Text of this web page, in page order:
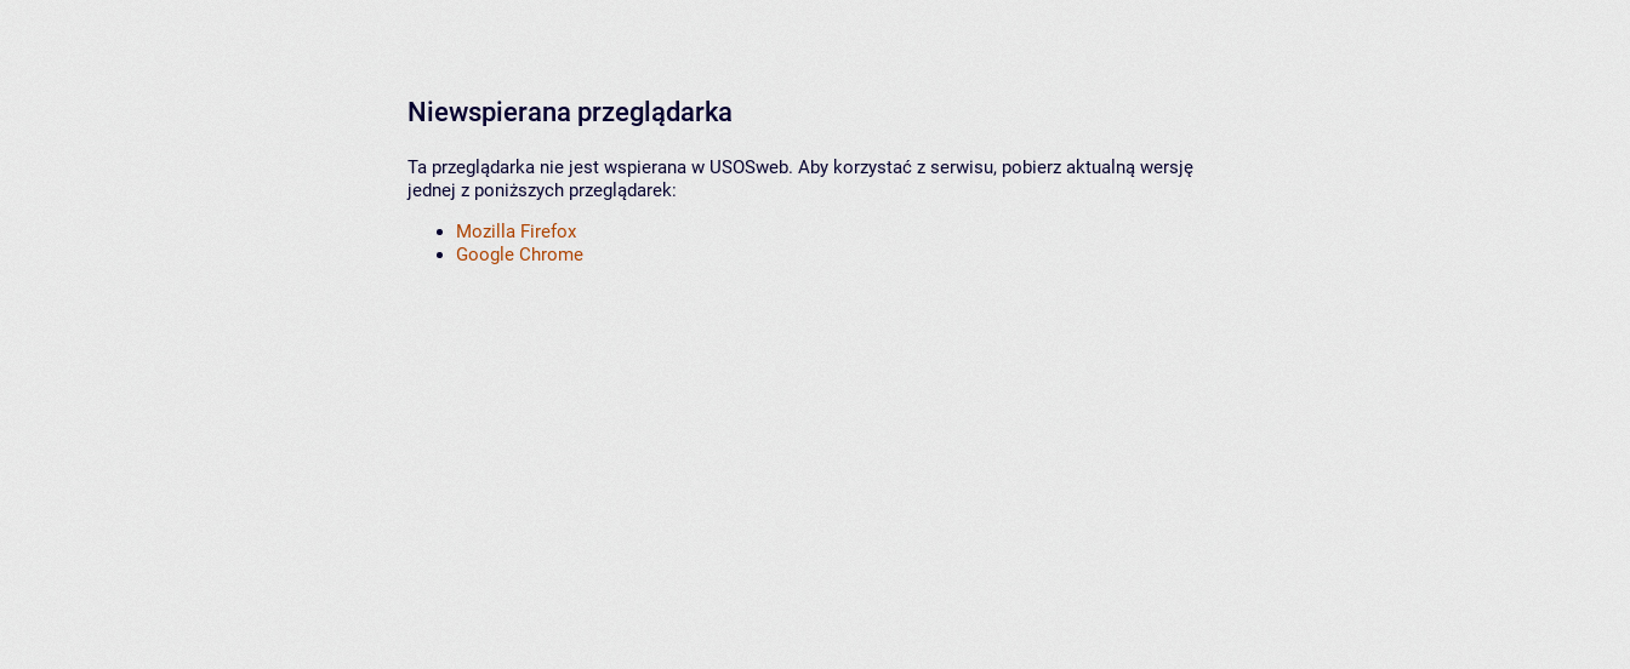
Niewspierana przeglądarka
Ta przeglądarka nie jest wspierana w USOSweb. Aby korzystać z serwisu, pobierz aktualną wersję
jednej z poniższych przeglądarek:
Mozilla Firefox
Google Chrome